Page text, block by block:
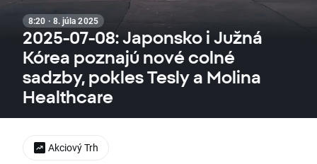
8:20 · 8. júla 2025
2025-07-08: Japonsko i Južná
Kórea poznajú nové colné
sadzby, pokles Tesly a Molina
Healthcare
Akciový Trh